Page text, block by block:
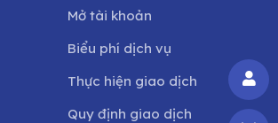
Mở tài khoản
Biểu phí dịch vụ
Thực hiện giao dịch
Quy định giao dịch